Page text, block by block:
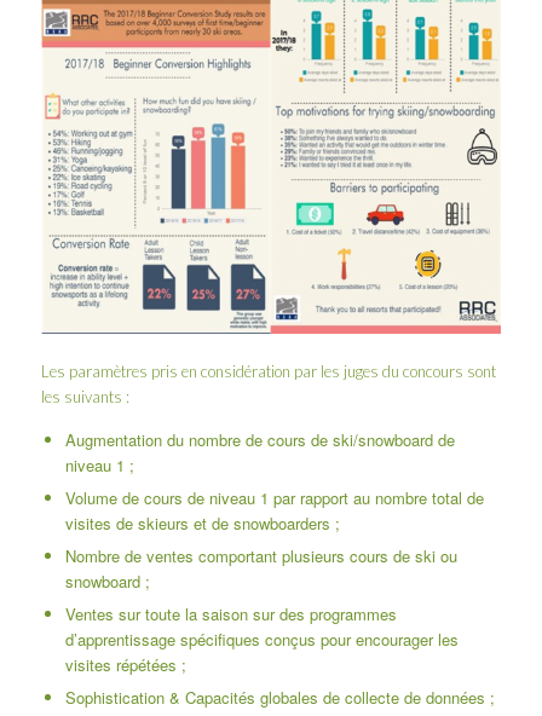
Les paramètres pris en considération par les juges du concours sont
les suivants :
Augmentation du nombre de cours de ski/snowboard de
niveau 1 ;
Volume de cours de niveau 1 par rapport au nombre total de
visites de skieurs et de snowboarders ;
Nombre de ventes comportant plusieurs cours de ski ou
snowboard ;
Ventes sur toute la saison sur des programmes
d’apprentissage spécifiques conçus pour encourager les
visites répétées ;
Sophistication & Capacités globales de collecte de données ;